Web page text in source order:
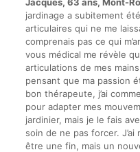
jardinage a subitement
articulaires qui ne me
comprenais pas ce qui
vous médical me révèle
articulations de mes
pensant que ma passion
bon thérapeute, j’ai
pour adapter mes
jardinier, mais je le fais
soin de ne pas forcer. J’ai
être une fin, mais un